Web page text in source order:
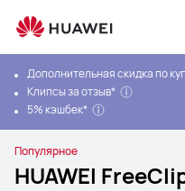
Дополнительная скидка по
Клипсы за отзыв*
5% кэшбек*
Популярное
HUAWEI